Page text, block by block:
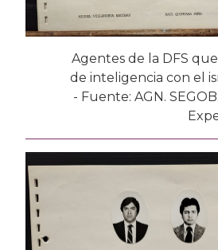
Agentes de la DFS
de inteligencia con el
- Fuente: AGN. SEGOB.